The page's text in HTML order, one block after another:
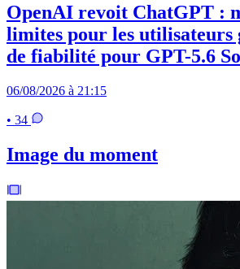
OpenAI revoit ChatGPT :
limites pour les utilisateurs
de fiabilité pour GPT-5.6
06/08/2026 à 21:15
• 34
Image du moment